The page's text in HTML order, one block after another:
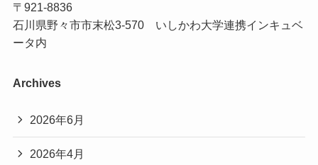
〒921-8836
石川県野々市市末松3-570 いしかわ大学連携インキュベ
ータ内
Archives
2026年6月
2026年4月